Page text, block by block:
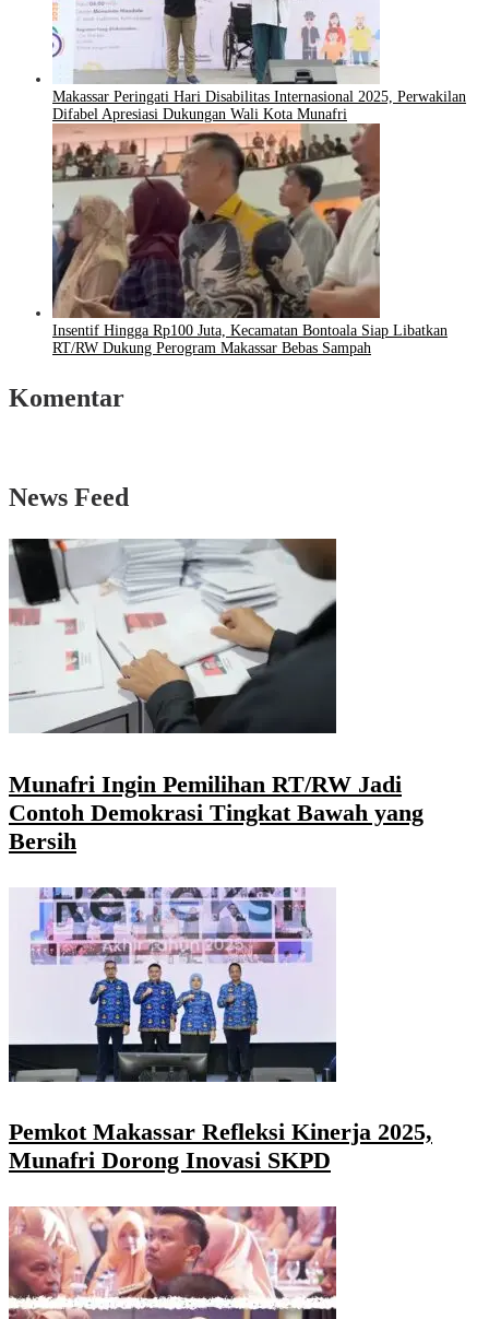
Makassar Peringati Hari Disabilitas Internasional 2025, Perwakilan
Difabel Apresiasi Dukungan Wali Kota Munafri
Insentif Hingga Rp100 Juta, Kecamatan Bontoala Siap Libatkan
RT/RW Dukung Perogram Makassar Bebas Sampah
Komentar
News Feed
Munafri Ingin Pemilihan RT/RW Jadi
Contoh Demokrasi Tingkat Bawah yang
Bersih
Pemkot Makassar Refleksi Kinerja 2025,
Munafri Dorong Inovasi SKPD